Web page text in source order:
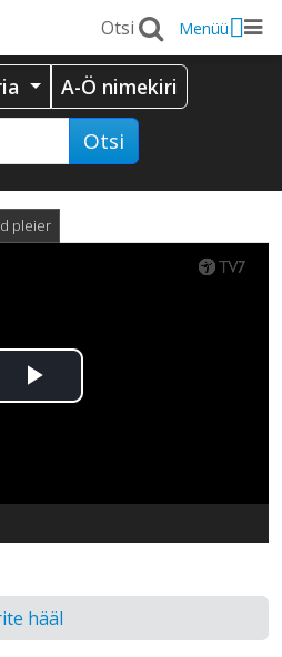
Menüü
A-Ö nimekiri
Otsi
pleier
Esita
hääl